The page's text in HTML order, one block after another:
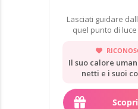
Lasciati guidare
quel punto di luce
Il suo calore
netti e i suoi